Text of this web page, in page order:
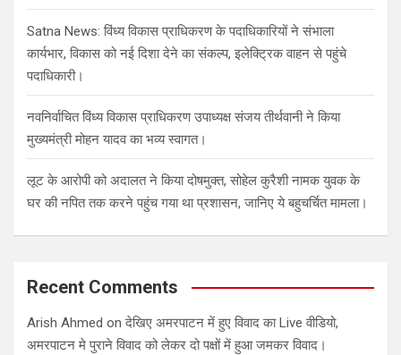
Satna News: विंध्य विकास प्राधिकरण के पदाधिकारियों ने संभाला
कार्यभार, विकास को नई दिशा देने का संकल्प, इलेक्ट्रिक वाहन से पहुंचे
पदाधिकारी।
नवनिर्वाचित विंध्य विकास प्राधिकरण उपाध्यक्ष संजय तीर्थवानी ने किया
मुख्यमंत्री मोहन यादव का भव्य स्वागत।
लूट के आरोपी को अदालत ने किया दोषमुक्त, सोहेल कुरैशी नामक युवक के
घर की नपित तक करने पहुंच गया था प्रशासन, जानिए ये बहुचर्चित मामला।
Recent Comments
Arish Ahmed onदेखिए अमरपाटन में हुए विवाद का Live वीडियो,
अमरपाटन मे पुराने विवाद को लेकर दो पक्षों में हुआ जमकर विवाद।